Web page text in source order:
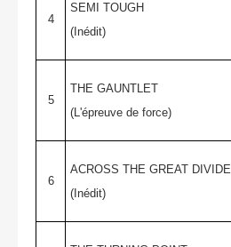
4
SEMI TOUGH
(Inédit)
5
THE GAUNTLET
(L'épreuve de force)
6
ACROSS THE GREAT DIVIDE
(Inédit)